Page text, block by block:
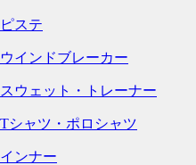
ピステ
ウインドブレーカー
スウェット・トレーナー
Tシャツ・ポロシャツ
インナー